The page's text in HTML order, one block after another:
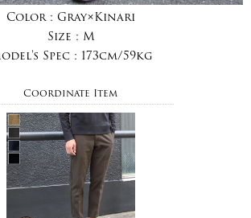
Color : Gray×Kinari
Size : M
Spec : 173cm/59kg
Coordinate Item